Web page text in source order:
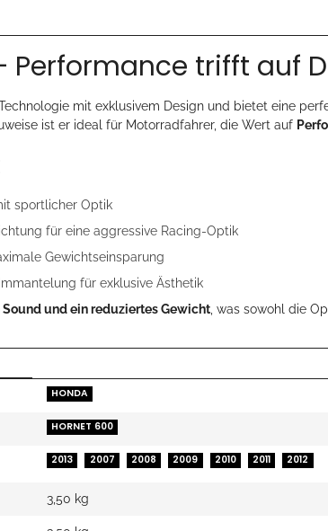
Performance trifft auf
mit exklusivem Design und bietet eine
ist er ideal für Motorradfahrer, die Wert auf
sportlicher Optik
für eine aggressive Racing-Optik
Gewichtseinsparung
für exklusive Ästhetik
und ein reduziertes Gewicht , was sowohl die
HONDA
HORNET 600
2013 2007 2008 2009 2010 2011 2012
3,50 kg